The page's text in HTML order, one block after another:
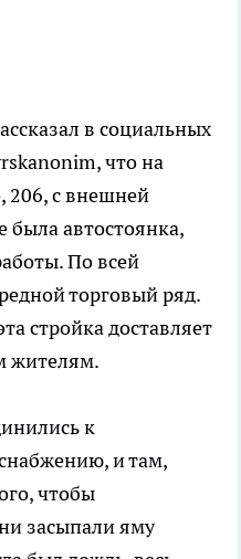
в социальных
что на
206, с внешней
была автостоянка,
По всей
торговый ряд.
стройка доставляет
жителям.
к
и там,
чтобы
засыпали яму